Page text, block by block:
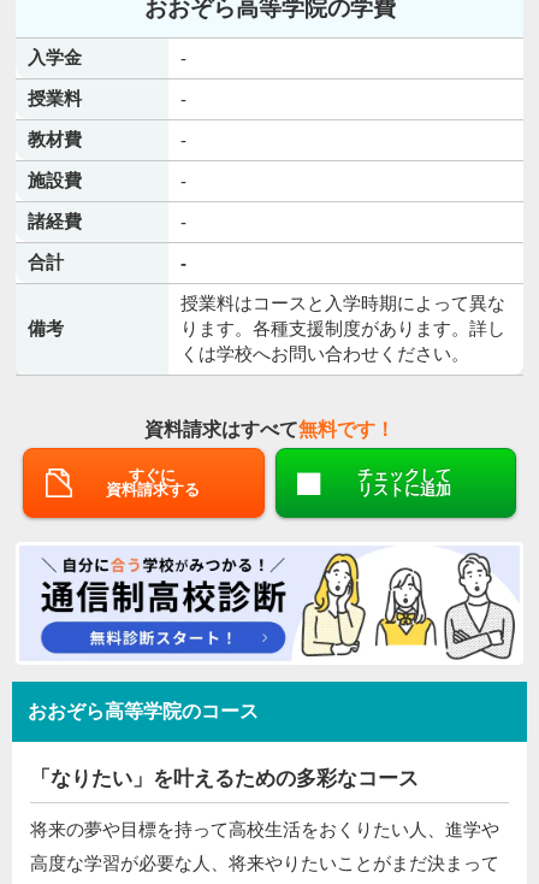
おおぞら高等学院の学費
入学金
-
授業料
-
教材費
-
施設費
-
諸経費
-
合計
-
備考
授業料はコースと入学時期によって異な
ります。各種支援制度があります。詳し
くは学校へお問い合わせください。
資料請求はすべて無料です！
すぐに
資料請求する
チェックして
リストに追加
おおぞら高等学院のコース
「なりたい」を叶えるための多彩なコース
将来の夢や目標を持って高校生活をおくりたい人、進学や
高度な学習が必要な人、将来やりたいことがまだ決まって